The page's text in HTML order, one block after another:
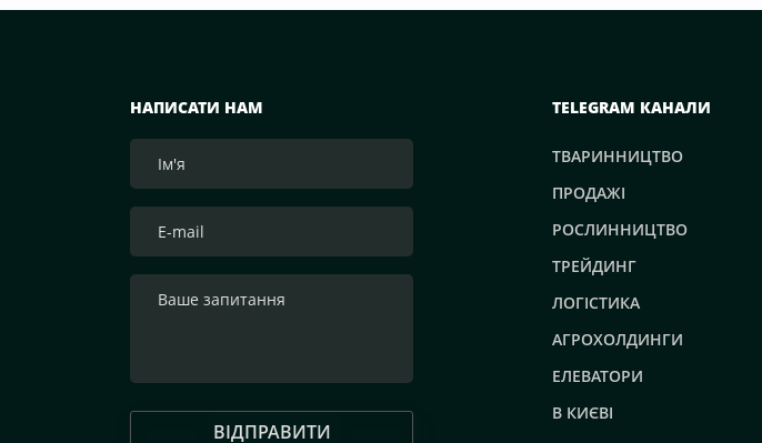
НАПИСАТИ НАМ
ВІДПРАВИТИ
TELEGRAM КАНАЛИ
ТВАРИННИЦТВО
ПРОДАЖІ
РОСЛИННИЦТВО
ТРЕЙДИНГ
ЛОГІСТИКА
АГРОХОЛДИНГИ
ЕЛЕВАТОРИ
В КИЄВІ